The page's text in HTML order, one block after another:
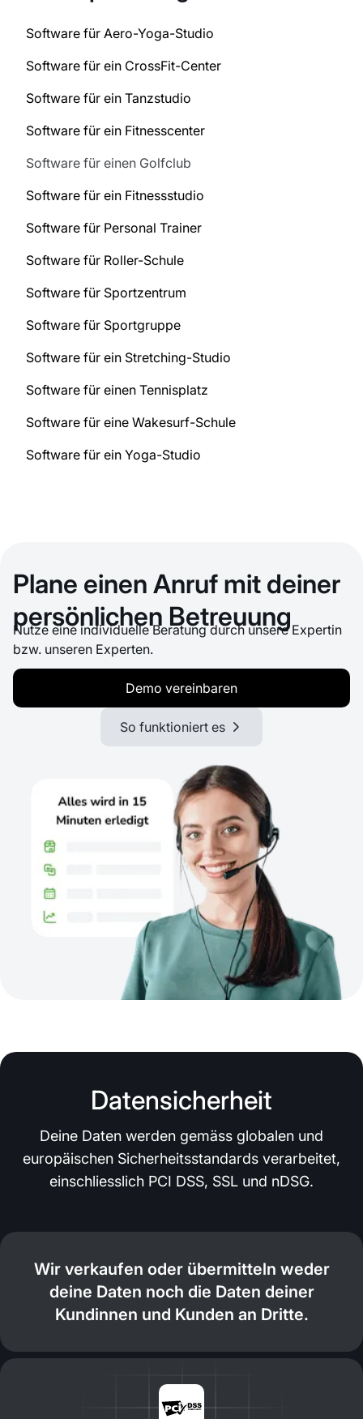
Software für Aero-Yoga-Studio
Software für ein CrossFit-Center
Software für ein Tanzstudio
Software für ein Fitnesscenter
Software für einen Golfclub
Software für ein Fitnessstudio
Software für Personal Trainer
Software für Roller-Schule
Software für Sportzentrum
Software für Sportgruppe
Software für ein Stretching-Studio
Software für einen Tennisplatz
Software für eine Wakesurf-Schule
Software für ein Yoga-Studio
Plane einen Anruf mit deiner
persönlichen Betreuung
Nutze eine individuelle Beratung durch unsere Expertin
bzw. unseren Experten.
Demo vereinbaren
So funktioniert es
Datensicherheit
Deine Daten werden gemäss globalen und
europäischen Sicherheitsstandards verarbeitet,
einschliesslich PCI DSS, SSL und nDSG.
Wir verkaufen oder übermitteln weder
deine Daten noch die Daten deiner
Kundinnen und Kunden an Dritte.